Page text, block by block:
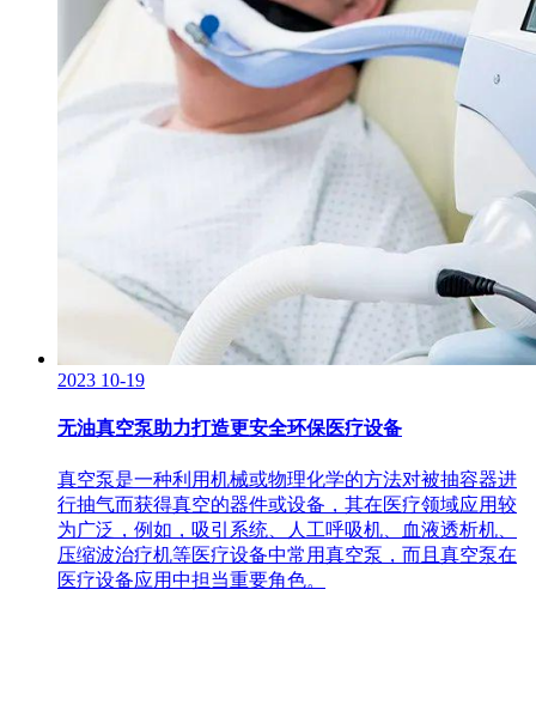
2023 10-19
无油真空泵助力打造更安全环保医疗设备
真空泵是一种利用机械或物理化学的方法对被抽容器进
行抽气而获得真空的器件或设备，其在医疗领域应用较
为广泛，例如，吸引系统、人工呼吸机、血液透析机、
压缩波治疗机等医疗设备中常用真空泵，而且真空泵在
医疗设备应用中担当重要角色。